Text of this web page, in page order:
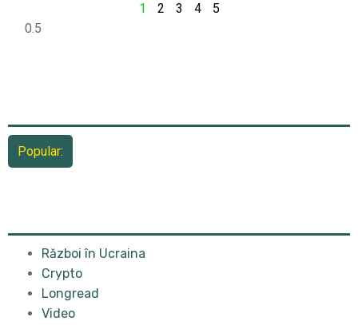
1
2 3 4 5
Popular:
Război în Ucraina
Crypto
Longread
Video